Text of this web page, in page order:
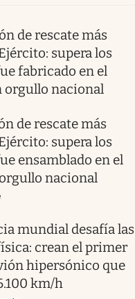
de rescate más
supera los
fabricado en el
orgullo nacional
de rescate más
supera los
ensamblado en el
nacional
mundial desafía las
crean el primer
hipersónico que
km/h